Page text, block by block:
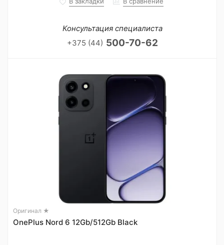
Консультация специалиста
+375 (44) 500-70-62
Оригинал ★
OnePlus Nord 6 12Gb/512Gb Black